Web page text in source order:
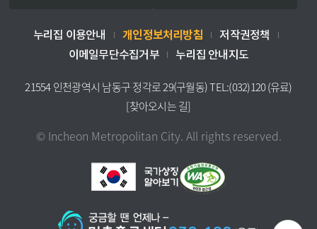
누리집 이용안내 개인정보처리방침
저작권정책
이메일무단수집거부
누리집 안내지도
21554 인천광역시 남동구 정각로 29(구월동) TEL:(032)120 (유료)
[찾아오시는 길]
© Incheon Metropolitan City. All rights reserved.